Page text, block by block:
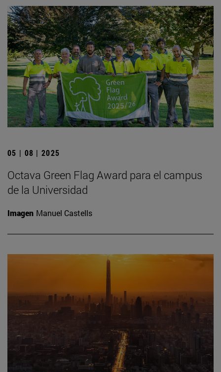
05 | 08 | 2025
Octava Green Flag Award para el campus
de la Universidad
Imagen Manuel Castells